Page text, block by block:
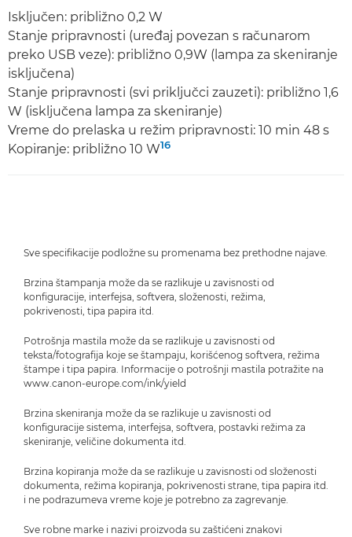
Isključen: približno 0,2 W
Stanje pripravnosti (uređaj povezan s računarom
preko USB veze): približno 0,9W (lampa za skeniranje
isključena)
Stanje pripravnosti (svi priključci zauzeti): približno 1,6
W (isključena lampa za skeniranje)
Vreme do prelaska u režim pripravnosti: 10 min 48 s
Kopiranje: približno 10 W16
Sve specifikacije podložne su promenama bez prethodne najave.
Brzina štampanja može da se razlikuje u zavisnosti od
konfiguracije, interfejsa, softvera, složenosti, režima,
pokrivenosti, tipa papira itd.
Potrošnja mastila može da se razlikuje u zavisnosti od
teksta/fotografija koje se štampaju, korišćenog softvera, režima
štampe i tipa papira. Informacije o potrošnji mastila potražite na
www.canon-europe.com/ink/yield
Brzina skeniranja može da se razlikuje u zavisnosti od
konfiguracije sistema, interfejsa, softvera, postavki režima za
skeniranje, veličine dokumenta itd.
Brzina kopiranja može da se razlikuje u zavisnosti od složenosti
dokumenta, režima kopiranja, pokrivenosti strane, tipa papira itd.
i ne podrazumeva vreme koje je potrebno za zagrevanje.
Sve robne marke i nazivi proizvoda su zaštićeni znakovi